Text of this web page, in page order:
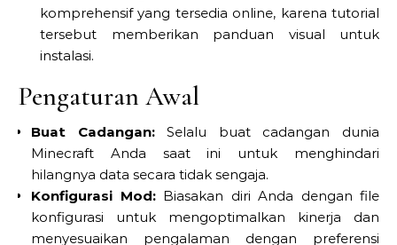
komprehensif yang tersedia online, karena tutorial
tersebut memberikan panduan visual untuk
instalasi.
Pengaturan Awal
Buat Cadangan:Selalu buat cadangan dunia
Minecraft Anda saat ini untuk menghindari
hilangnya data secara tidak sengaja.
Konfigurasi Mod:Biasakan diri Anda dengan file
konfigurasi untuk mengoptimalkan kinerja dan
menyesuaikan pengalaman dengan preferensi